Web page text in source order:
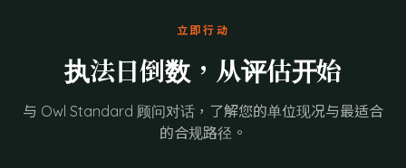
立即行动
执法日倒数，从评估开始
与 Owl Standard 顾问对话，了解您的单位现况与最适合
的合规路径。